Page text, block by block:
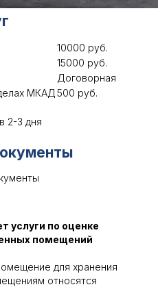
10000 руб.
15000 руб.
Договорная
МКАД 500 руб.
2-3 дня
услуги по оценке
помещений
для хранения
относятся